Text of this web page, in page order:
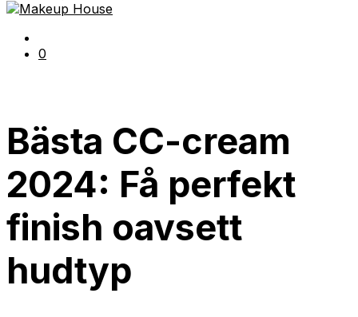
0
Bästa CC-cream
2024: Få perfekt
finish oavsett
hudtyp